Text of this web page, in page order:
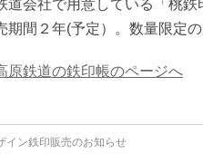
道会社で用意している「桃鉄
期間２年(予定）。数量限定
原鉄道の鉄印帳のページへ
イン鉄印販売のお知らせ